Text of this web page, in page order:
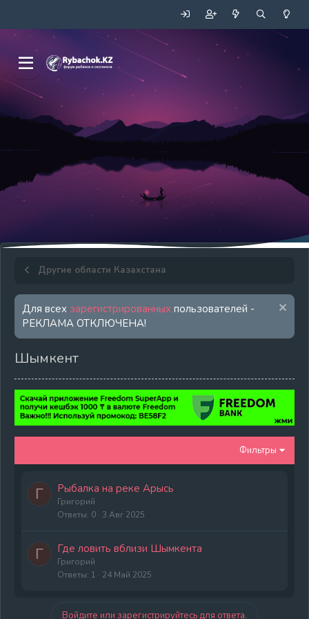
Другие области Казахстана
Для всех зарегистрированных пользователей -
РЕКЛАМА ОТКЛЮЧЕНА!
Шымкент
Фильтры
Г Рыбалка на реке Арысь
Григорий
Ответы 0 3 Авг 2025
Г Где ловить вблизи Шымкента
Григорий
Ответы 1 24 Май 2025
Войдите или зарегистрируйтесь для ответа.